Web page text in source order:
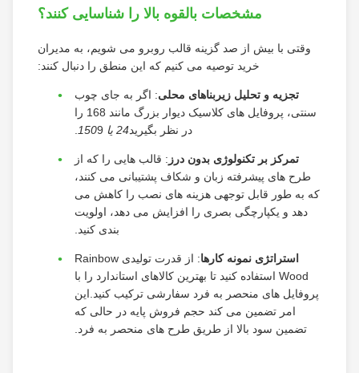
مشخصات بالقوه بالا را شناسایی کنند؟
وقتی با بیش از صد گزینه قالب روبرو می شویم، به مدیران
خرید توصیه می کنیم که این منطق را دنبال کنند:
تجزیه و تحلیل زیربناهای محلی: اگر به جای چوب
سنتی، پروفایل های کلاسیک دیوار بزرگ مانند 168 را
در نظر بگیرید24 یا 150 9.
تمرکز بر تکنولوژی بدون درز: قالب هایی را که از
طرح های پیشرفته زبان و شکاف پشتیبانی می کنند،
که به طور قابل توجهی هزینه های نصب را کاهش می
دهد و یکپارچگی بصری را افزایش می دهد، اولویت
بندی کنید.
استراتژی نمونه کارها
: از قدرت تولیدی Rainbow
Wood استفاده کنید تا بهترین کالاهای استاندارد را با
پروفایل های منحصر به فرد سفارشی ترکیب کنید.این
امر تضمین می کند حجم فروش پایه در حالی که
تضمین سود بالا از طریق طرح های منحصر به فرد.